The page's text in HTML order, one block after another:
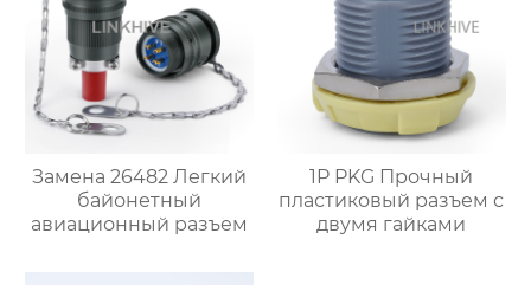
Замена 26482 Легкий
байонетный
авиационный разъем
1P PKG Прочный
пластиковый разъем с
двумя гайками